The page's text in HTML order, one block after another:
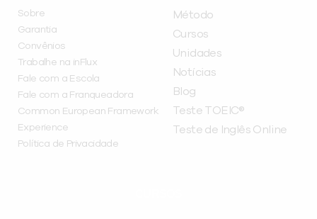
Sobre
Garantia
Convênios
Trabalhe na inFlux
Fale com a Escola
Fale com a Franqueadora
Common European Framework
Experience
Política de Privacidade
Método
Cursos
Unidades
Notícias
Blog
Teste TOEIC®
Teste de Inglês Online